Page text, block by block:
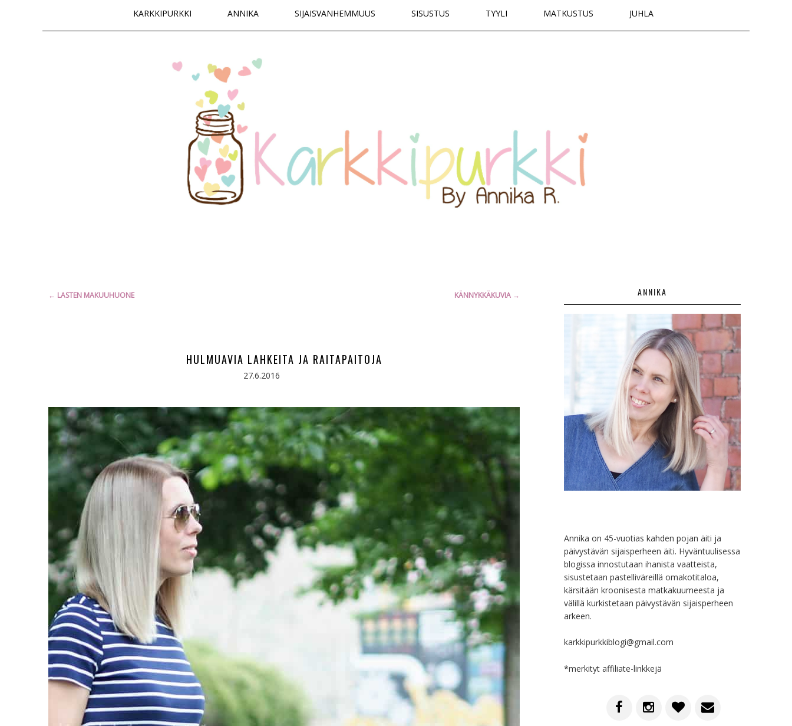
KARKKIPURKKI ANNIKA SIJAISVANHEMMUUS SISUSTUS TYYLI MATKUSTUS JUHLA
Artikkelien
← LASTEN MAKUUHUONE KÄNNYKKÄKUVIA →
HULMUAVIA LAHKEITA JA RAITAPAITOJA
27.6.2016
ANNIKA
Annika on 45-vuotias kahden pojan äiti ja
päivystävän sijaisperheen äiti. Hyväntuulisessa
blogissa innostutaan ihanista vaatteista,
sisustetaan pastelliväreillä omakotitaloa,
kärsitään kroonisesta matkakuumeesta ja
välillä kurkistetaan päivystävän sijaisperheen
arkeen.
karkkipurkkiblogi@gmail.com
*merkityt affiliate-linkkejä